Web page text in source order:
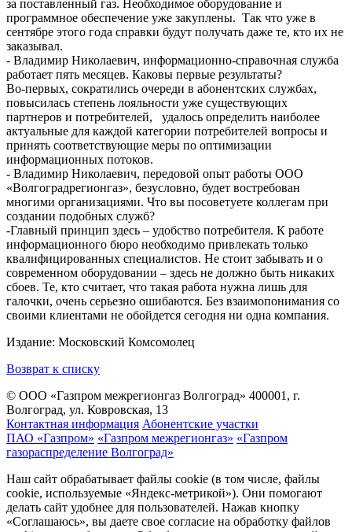
за поставленный газ. Необходимое оборудование и
программное обеспечение уже закуплены. Так что уже в
сентябре этого года справки будут получать даже те, кто их не
заказывал.
- Владимир Николаевич, информационно-справочная служба
работает пять месяцев. Каковы первые результаты?
Во-первых, сократились очереди в абонентских службах,
повысилась степень лояльности уже существующих
партнеров и потребителей, удалось определить наиболее
актуальные для каждой категории потребителей вопросы и
принять соответствующие меры по оптимизации
информационных потоков.
- Владимир Николаевич, передовой опыт работы ООО
«Волгоградрегионгаз», безусловно, будет востребован
многими организациями. Что вы посоветуете коллегам при
создании подобных служб?
-Главный принцип здесь – удобство потребителя. К работе
информационного бюро необходимо привлекать только
квалифицированных специалистов. Не стоит забывать и о
современном оборудовании – здесь не должно быть никаких
сбоев. Те, кто считает, что такая работа нужна лишь для
галочки, очень серьезно ошибаются. Без взаимопонимания со
своими клиентами не обойдется сегодня ни одна компания.
Издание: Московский Комсомолец
Возврат к списку
© ООО «Газпром межрегионгаз Волгоград» 400001, г.
Волгоград, ул. Ковровская, 13
Контактная информация Абонентские участки
ПАО «Газпром» «Газпром межрегионгаз» «Газпром
газораспределение Волгоград»
Наш сайт обрабатывает файлы cookie (в том числе, файлы
cookie, используемые «Яндекс-метрикой»). Они помогают
делать сайт удобнее для пользователей. Нажав кнопку
«Соглашаюсь», вы даете свое согласие на обработку файлов